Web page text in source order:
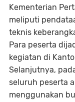
Kementerian
meliputi
teknis
Para peserta
kegiatan di
Selanjutnya,
seluruh peserta
menggunakan